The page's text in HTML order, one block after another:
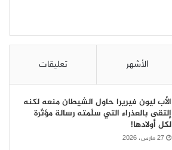
الأشهر تعليقات
الأب ليون فيريرا حاول الشيطان منعه لكنه
إلتقى بالعذراء التي سلّمته رسالة مؤثّرة
لكل أولادها!
27 مارس، 2026